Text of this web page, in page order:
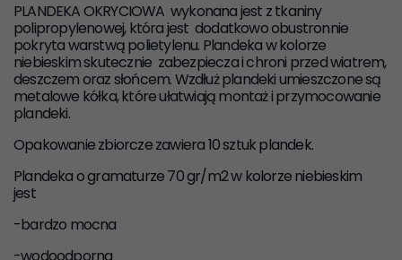
PLANDEKA OKRYCIOWA wykonana jest z tkaniny
polipropylenowej, która jest dodatkowo obustronnie
pokryta warstwą polietylenu. Plandekaw kolorze
niebieskim skutecznie zabezpiecza i chroni przed wiatrem,
deszczem oraz słońcem. Wzdłużplandekiumieszczone są
metalowe kółka, które ułatwiają montaż i przymocowanie
plandeki.
Opakowanie zbiorcze zawiera 10 sztuk plandek.
Plandeka o gramaturze 70 gr/m2 w kolorze niebieskim
jest
-bardzo mocna